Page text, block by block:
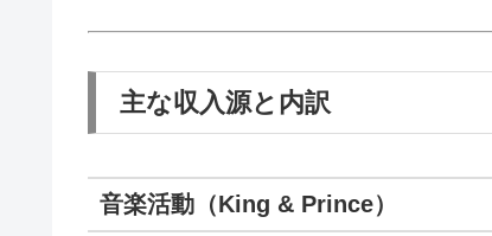
主な収入源と内訳
音楽活動（King & Prince）